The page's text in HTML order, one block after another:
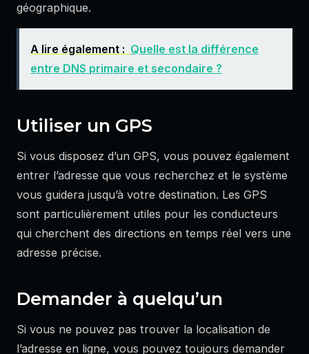
géographique.
A lire également : Quelle est la différence
entre DNS primaire et secondaire ?
Utiliser un GPS
Si vous disposez d’un GPS, vous pouvez également
entrer l’adresse que vous recherchez et le système
vous guidera jusqu’à votre destination. Les GPS
sont particulièrement utiles pour les conducteurs
qui cherchent des directions en temps réel vers une
adresse précise.
Demander à quelqu’un
Si vous ne pouvez pas trouver la localisation de
l’adresse en ligne, vous pouvez toujours demander